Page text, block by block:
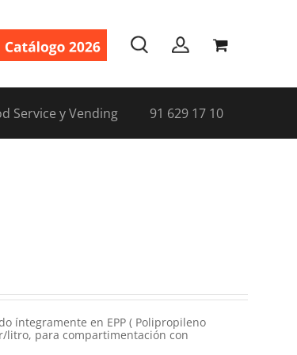
Service y Vending 91 629 17 10
íntegramente en EPP ( Polipropileno
litro, para compartimentación con